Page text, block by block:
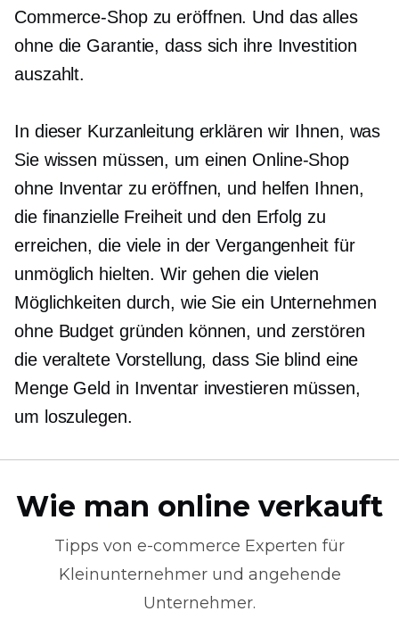
Commerce-Shop zu eröffnen. Und das alles
ohne die Garantie, dass sich ihre Investition
auszahlt.
In dieser Kurzanleitung erklären wir Ihnen, was
Sie wissen müssen, um einen Online-Shop
ohne Inventar zu eröffnen, und helfen Ihnen,
die finanzielle Freiheit und den Erfolg zu
erreichen, die viele in der Vergangenheit für
unmöglich hielten. Wir gehen die vielen
Möglichkeiten durch, wie Sie ein Unternehmen
ohne Budget gründen können, und zerstören
die veraltete Vorstellung, dass Sie blind eine
Menge Geld in Inventar investieren müssen,
um loszulegen.
Wie man online verkauft
Tipps von e-commerce Experten für
Kleinunternehmer und angehende
Unternehmer.